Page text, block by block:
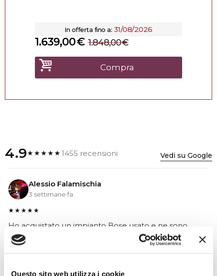
Questo sito web utilizza i cookie
In offerta fino a: 31/08/2026
€
1.639,00 €
1.848,00
Compra
4.9★★★★★1455 recensioni Vedi su Google
Alessio Falamischia
3 settimane fa
★★★★★
Ho acquistato un impianto Bose usato e ne sono
super soddisfatto. Professionalità e gentilezza da parte
dello staff. Attrezzatura di qualità e buoni prezzi.